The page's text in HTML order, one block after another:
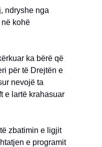
ndryshe nga
në kohë
ka bërë që
për të Drejtën e
nevojë ta
e lartë krahasuar
zbatimin e ligjit
e programit